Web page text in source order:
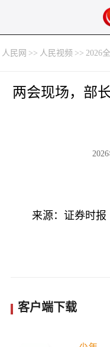
人民网 >> 人民视频 >> 2026
两会现场，部
来源：证券时报
客户端下载